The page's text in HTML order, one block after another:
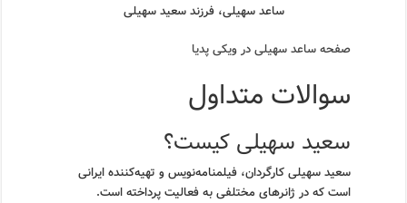
ساعد سهیلی، فرزند سعید سهیلی
صفحه ساعد سهیلی در ویکی پدیا
سوالات متداول
سعید سهیلی کیست؟
سعید سهیلی کارگردان، فیلمنامه‌نویس و تهیه‌کننده ایرانی
است که در ژانرهای مختلفی به فعالیت پرداخته است.